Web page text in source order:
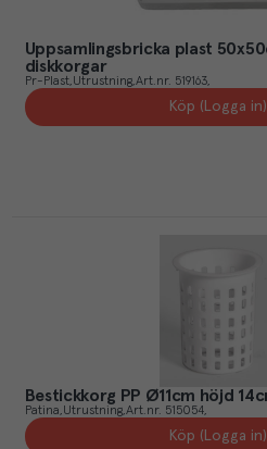
Uppsamlingsbricka plast
diskkorgar
Pr-Plast Utrustning Art.nr. 519163
Köp (Logga in)
Bestickkorg PP Ø11cm höjd
Patina Utrustning Art.nr. 515054
Köp (Logga in)